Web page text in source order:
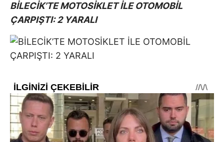
BİLECİK’TE MOTOSİKLET İLE OTOMOBİL
ÇARPIŞTI: 2 YARALI